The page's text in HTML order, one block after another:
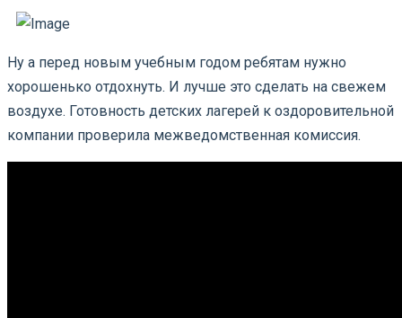
Ну а перед новым учебным годом ребятам нужно
хорошенько отдохнуть. И лучше это сделать на свежем
воздухе. Готовность детских лагерей к оздоровительной
компании проверила межведомственная комиссия.